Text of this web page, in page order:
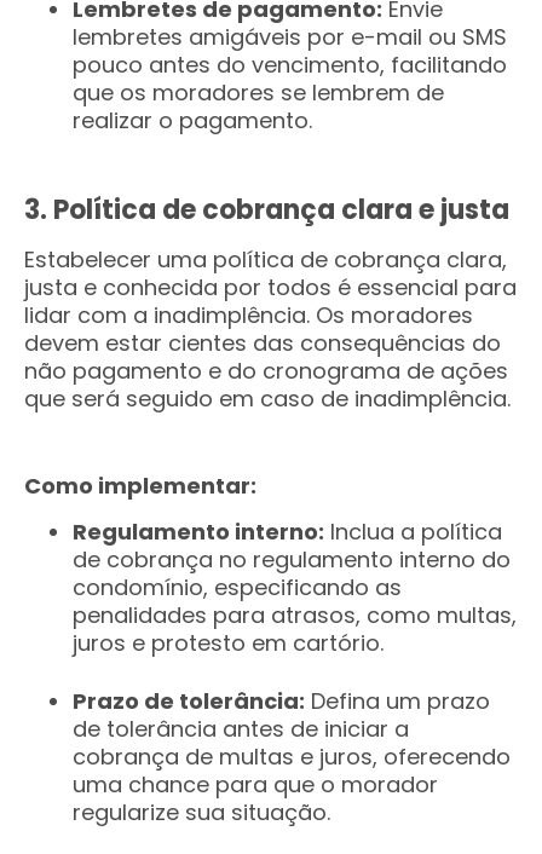
Lembretes de pagamento: Envie
lembretes amigáveis por e-mail ou SMS
pouco antes do vencimento, facilitando
que os moradores se lembrem de
realizar o pagamento.
3. Política de cobrança clara e justa
Estabelecer uma política de cobrança clara,
justa e conhecida por todos é essencial para
lidar com a inadimplência. Os moradores
devem estar cientes das consequências do
não pagamento e do cronograma de ações
que será seguido em caso de inadimplência.
Como implementar:
Regulamento interno: Inclua a política
de cobrança no regulamento interno do
condomínio, especificando as
penalidades para atrasos, como multas,
juros e protesto em cartório.
Prazo de tolerância: Defina um prazo
de tolerância antes de iniciar a
cobrança de multas e juros, oferecendo
uma chance para que o morador
regularize sua situação.